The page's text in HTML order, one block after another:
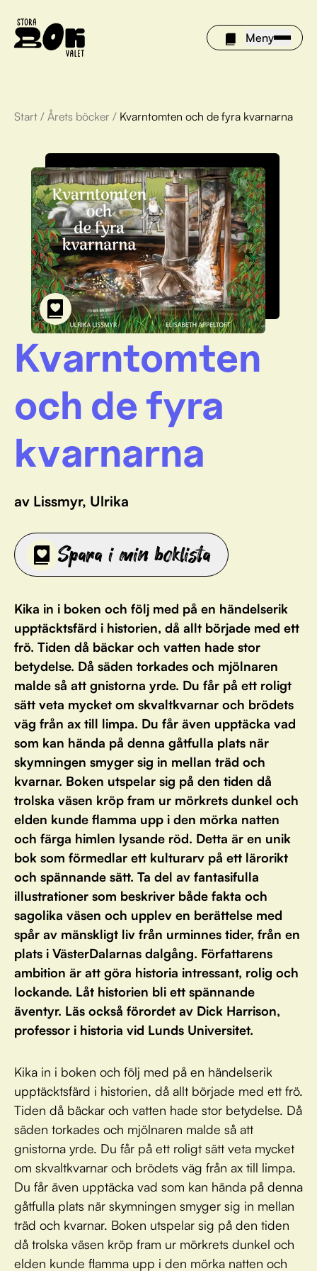
Meny
Årets böcker
Om Stora bokvalet
Olivia tipsar
Vinnare
FAQ
För bibliotek
Start / Årets böcker / Kvarntomten och de fyra kvarnarna
Kvarntomten
och de fyra
kvarnarna
av Lissmyr, Ulrika
Spara i min boklista
Kika in i boken och följ med på en händelserik
upptäcktsfärd i historien, då allt började med ett
frö. Tiden då bäckar och vatten hade stor
betydelse. Då säden torkades och mjölnaren
malde så att gnistorna yrde. Du får på ett roligt
sätt veta mycket om skvaltkvarnar och brödets
väg från ax till limpa. Du får även upptäcka vad
som kan hända på denna gåtfulla plats när
skymningen smyger sig in mellan träd och
kvarnar. Boken utspelar sig på den tiden då
trolska väsen kröp fram ur mörkrets dunkel och
elden kunde flamma upp i den mörka natten
och färga himlen lysande röd. Detta är en unik
bok som förmedlar ett kulturarv på ett lärorikt
och spännande sätt. Ta del av fantasifulla
illustrationer som beskriver både fakta och
sagolika väsen och upplev en berättelse med
spår av mänskligt liv från urminnes tider, från en
plats i VästerDalarnas dalgång. Författarens
ambition är att göra historia intressant, rolig och
lockande. Låt historien bli ett spännande
äventyr. Läs också förordet av Dick Harrison,
professor i historia vid Lunds Universitet.
Kika in i boken och följ med på en händelserik
upptäcktsfärd i historien, då allt började med ett frö.
Tiden då bäckar och vatten hade stor betydelse. Då
säden torkades och mjölnaren malde så att
gnistorna yrde. Du får på ett roligt sätt veta mycket
om skvaltkvarnar och brödets väg från ax till limpa.
Du får även upptäcka vad som kan hända på denna
gåtfulla plats när skymningen smyger sig in mellan
träd och kvarnar. Boken utspelar sig på den tiden
då trolska väsen kröp fram ur mörkrets dunkel och
elden kunde flamma upp i den mörka natten och